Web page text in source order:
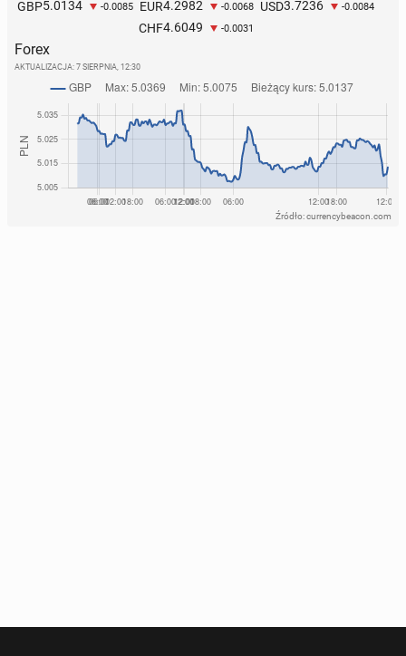
GBP5.0134 -0.0085 EUR4.2982 -0.0068 USD3.7236 -0.0084
CHF4.6049 -0.0031
Forex
AKTUALIZACJA: 7 SIERPNIA, 12:30
Źródło: currencybeacon.com